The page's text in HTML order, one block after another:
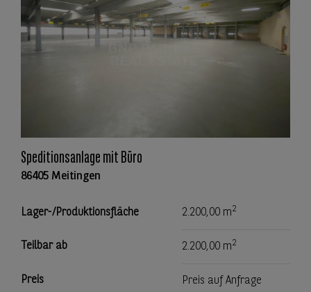
Speditionsanlage mit Büro
86405 Meitingen
Lager-/Produktionsfläche 2.200,00 m2
Teilbar ab 2.200,00 m2
Preis Preis auf Anfrage